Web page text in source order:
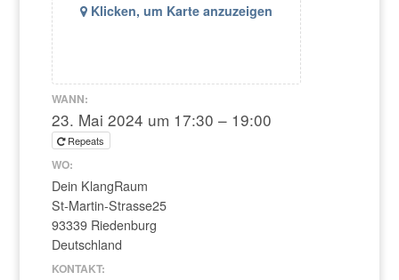
Klicken, um Karte anzuzeigen
WANN:
23. Mai 2024 um 17:30 – 19:00
Repeats
WO:
Dein KlangRaum
St-Martin-Strasse25
93339 Riedenburg
Deutschland
KONTAKT: